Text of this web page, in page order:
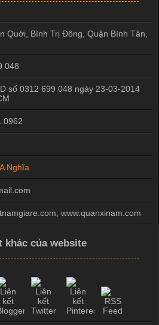
Quới, Bình Trị Đông Quận Bình Tân
048
số 0312 699 048 ngày 23-03-2014
A Nghĩa
www.quanxinam.com
khác của website